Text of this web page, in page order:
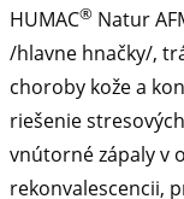
HUMAC® Natur
/hlavne hnačky/,
choroby kože a
riešenie
vnútorné zápaly v
rekonvalescencii,